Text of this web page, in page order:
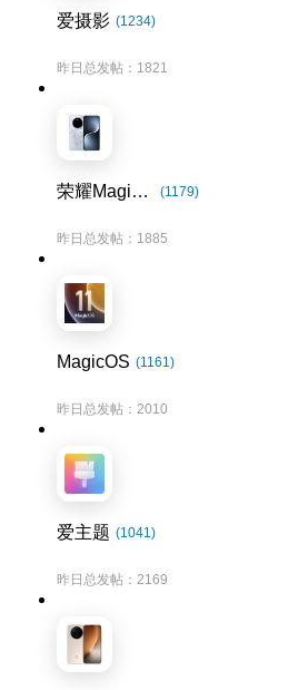
爱摄影 (1234)
昨日总发帖：1821
荣耀Magic7系列 (1179)
昨日总发帖：1885
MagicOS (1161)
昨日总发帖：2010
爱主题 (1041)
昨日总发帖：2169